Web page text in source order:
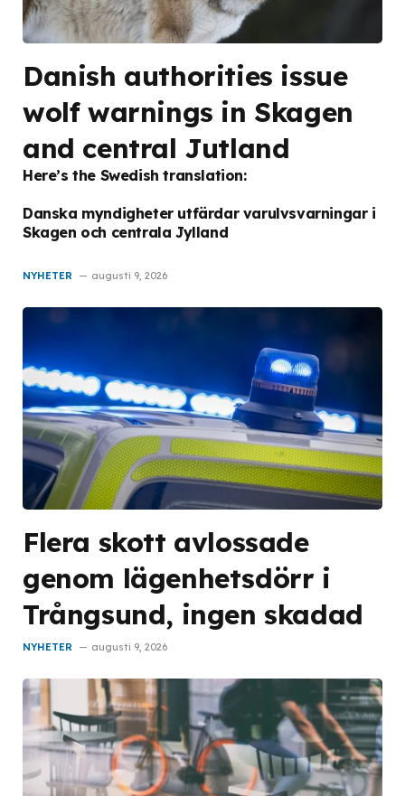
Danish authorities issue
wolf warnings in Skagen
and central Jutland
Here’s the Swedish translation:
Danska myndigheter utfärdar varulvsvarningar i
Skagen och centrala Jylland
NYHETER augusti 9, 2026
Flera skott avlossade
genom lägenhetsdörr i
Trångsund, ingen skadad
NYHETER augusti 9, 2026